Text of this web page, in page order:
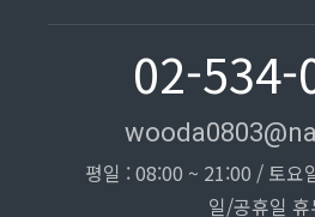
02-534-
평일 : 08:00 ~ 21:00 / 토요
일/공휴일 휴